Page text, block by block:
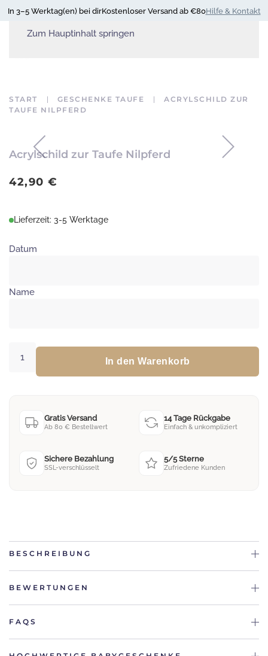
In 3–5 Werktag(en) bei dirKostenloser Versand ab €80Hilfe & Kontakt
Zum Hauptinhalt springen
START GESCHENKE TAUFE
ACRYLSCHILD ZUR
TAUFE NILPFERD
Acrylschild zur Taufe Nilpferd
42,90 €
Lieferzeit: 3-5 Werktage
Datum
Name
Acrylschild
In den Warenkorb
Gratis Versand
Ab 80 € Bestellwert
14 Tage Rückgabe
Einfach & unkompliziert
Sichere Bezahlung
SSL-verschlüsselt
5/5 Sterne
Zufriedene Kunden
BESCHREIBUNG
BEWERTUNGEN
FAQS